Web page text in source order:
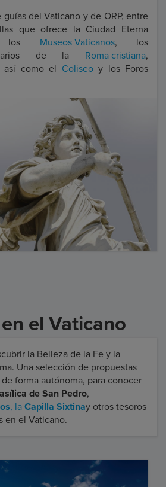
del Vaticano y de ORP, entre
que ofrece la Ciudad Eterna
los Museos Vaticanos, los
de la Roma cristiana,
así como el Coliseoy los Foros
el Vaticano
la Belleza de la Fe y la
Una selección de propuestas
forma autónoma, para conocer
de San Pedro,
, la Capilla Sixtinay otros tesoros
en el Vaticano.